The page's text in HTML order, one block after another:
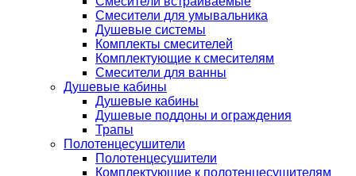
Смесители для умывальника
Душевые системы
Комплекты смесителей
Комплектующие к смесителям
Смесители для ванны
Душевые кабины
Душевые кабины
Душевые поддоны и ограждения
Трапы
Полотенцесушители
Полотенцесушители
Комплектующие к полотенцесушителям